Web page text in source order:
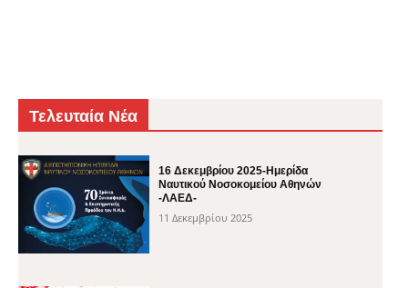
Τελευταία Νέα
16 Δεκεμβρίου 2025-Ημερίδα
Ναυτικού Νοσοκομείου Αθηνών
-ΛΑΕΔ-
11 Δεκεμβρίου 2025